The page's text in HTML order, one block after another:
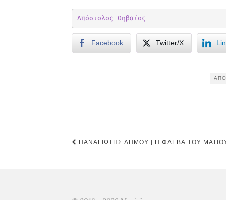
Απόστολος Θηβαίος
Facebook Twitter/X
Post
ΠΑΝΑΓΙΏΤΗΣ ΔΉΜΟΥ | Η ΦΛΈΒΑ ΤΟΥ